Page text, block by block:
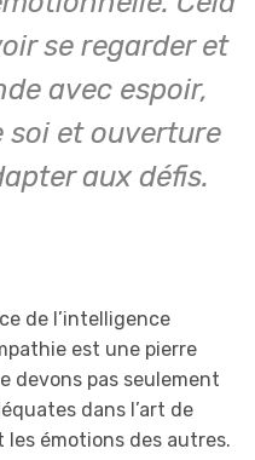
se regarder et
avec espoir,
soi et ouverture
aux défis.
de l’intelligence
est une pierre
devons pas seulement
dans l’art de
émotions des autres.